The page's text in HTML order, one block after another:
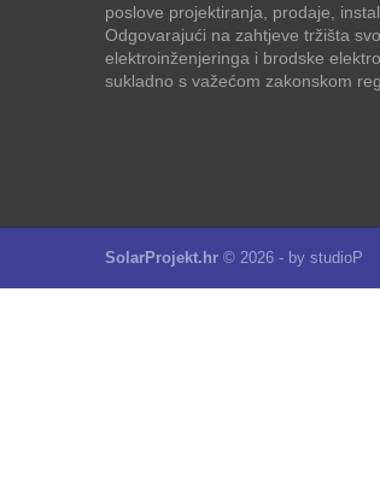
poslove projektiranja, prodaje,
Odgovarajući na zahtjeve tržišta
elektroinženjeringa i brodske
sukladno s važećom zakonskom
SolarProjekt.hr © 2026 - by studioP